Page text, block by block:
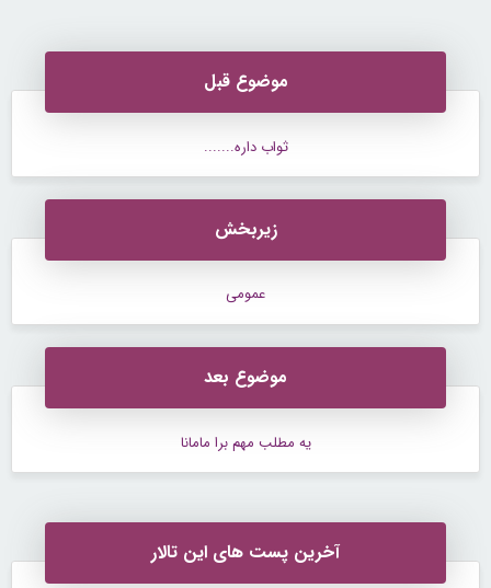
موضوع قبل
ثواب داره.......
زیربخش
عمومی
موضوع بعد
یه مطلب مهم برا مامانا
آخرین پست های این تالار